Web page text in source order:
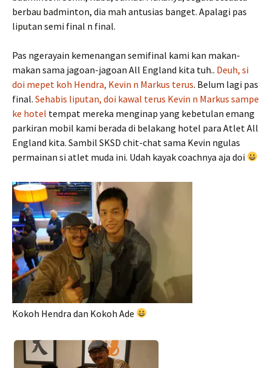
berbau badminton, dia mah antusias banget. Apalagi pas
liputan semi final n final.
Pas ngerayain kemenangan semifinal kami kan makan-
makan sama jagoan-jagoan All England kita tuh.. Deuh, si
doi mepet koh Hendra, Kevin n Markus terus. Belum lagi pas
final. Sehabis liputan, doi kawal terus Kevin n Markus sampe
ke hotel tempat mereka menginap yang kebetulan emang
parkiran mobil kami berada di belakang hotel para Atlet All
England kita. Sambil SKSD chit-chat sama Kevin ngulas
permainan si atlet muda ini. Udah kayak coachnya aja doi
Kokoh Hendra dan Kokoh Ade